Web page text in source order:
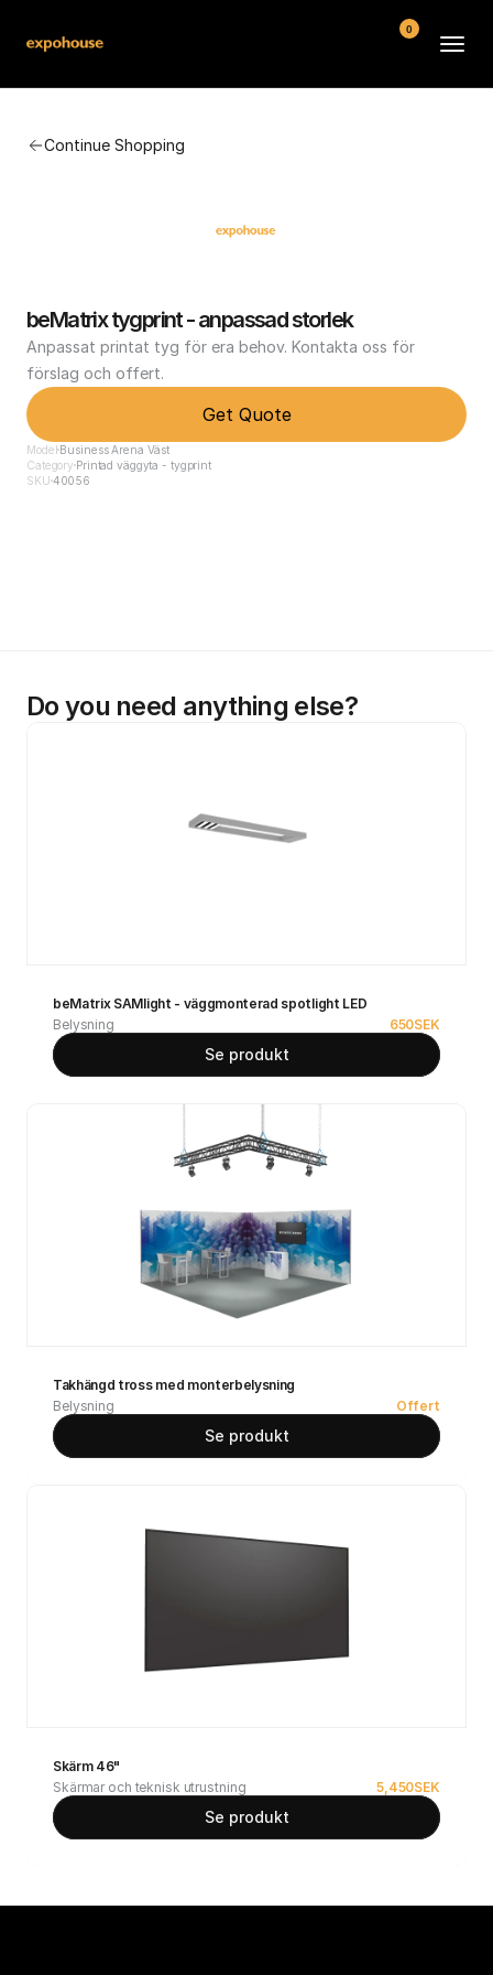
Continue Shopping
beMatrix tygprint - anpassad storlek
Anpassat printat tyg för era behov. Kontakta oss för
förslag och offert.
Get Quote
Model Business Arena Väst
Category Printad väggyta - tygprint
SKU 40056
Do you need anything else?
beMatrix SAMlight - väggmonterad spotlight LED
Belysning
650SEK
Se produkt
Takhängd tross med monterbelysning
Belysning
Offert
Se produkt
Skärm 46"
Skärmar och teknisk utrustning
5,450SEK
Se produkt
Conditions
0